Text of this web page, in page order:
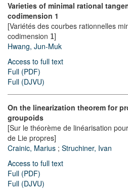
Varieties of minimal rational
codimension 1
[Variétés des courbes rationnelles
codimension 1]
Hwang, Jun-Muk
Access to full text
Full (PDF)
Full (DJVU)
On the linearization theorem for
groupoids
[Sur le théorème de linéarisation
de Lie propres]
Crainic, Marius ; Struchiner, Ivan
Access to full text
Full (PDF)
Full (DJVU)